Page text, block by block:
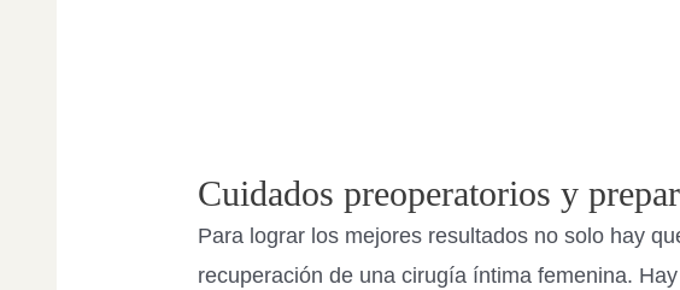
Cuidados preoperatorios y
Para lograr los mejores resultados no solo hay
recuperación de una cirugía íntima femenina.